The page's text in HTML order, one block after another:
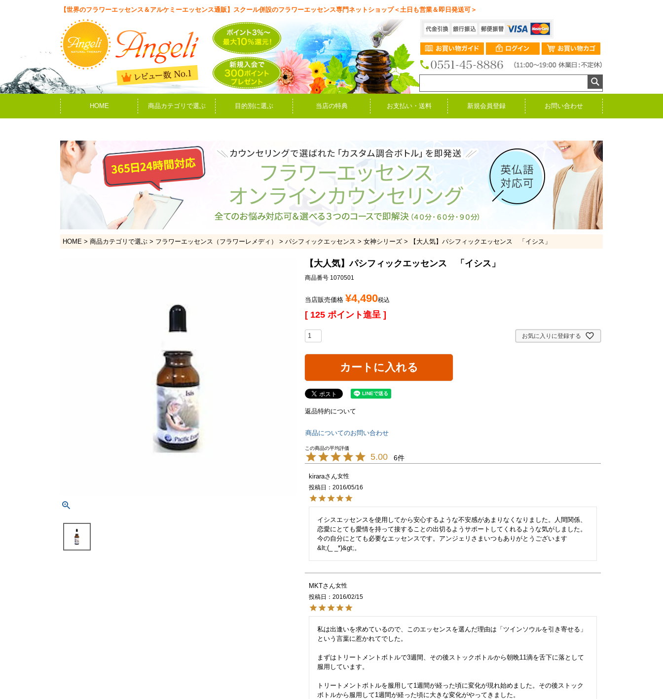
【世界のフラワーエッセンス＆アルケミーエッセンス通販】スクール併設のフラワーエッセンス専門ネットショップ＜土日も営業＆即日発送可＞
HOME 商品カテゴリで選ぶ 目的別に選ぶ 当店の特典 お支払い・送料 新規会員登録 お問い合わせ
HOME 商品カテゴリで選ぶ フラワーエッセンス（フラワーレメディ） パシフィックエッセンス 女神シリーズ 【大人気】パシフィックエッセンス 「イシス」
【大人気】パシフィックエッセンス 「イシス」
商品番号 1070501
当店販売価格 ¥4,490税込
[ 125 ポイント進呈 ]
お気に入りに登録する
カートに入れる
返品特約について
商品についてのお問い合わせ
5.00 6
kirara
女性
投稿日
2016/05/16
イシスエッセンスを使用してから安心するような不安感があまりなくなりました。人間関係、
恋愛にとても愛情を持って接することの出切るようサポートしてくれるような気がしました。
今の自分にとても必要なエッセンスです。アンジェリさまいつもありがとうございます
MKT
女性
投稿日
2016/02/15
私は出逢いを求めているので、このエッセンスを選んだ理由は「ツインソウルを引き寄せる」
という言葉に惹かれてでした。
まずはトリートメントボトルで3週間、その後ストックボトルから朝晩11滴を舌下に落として
服用しています。
トリートメントボトルを服用して1週間が経った頃に変化が現れ始めました。その後ストック
ボトルから服用して1週間が経った頃に大きな変化がやってきました。